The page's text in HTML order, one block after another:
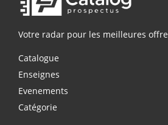
Votre radar pour les meilleures
Catalogue
Enseignes
Evenements
Catégorie